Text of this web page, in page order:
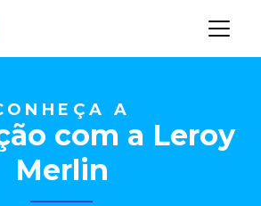
A
com a Leroy
Merlin